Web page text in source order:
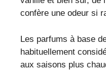
confère une odeur si
Les parfums à base
habituellement
aux saisons plus